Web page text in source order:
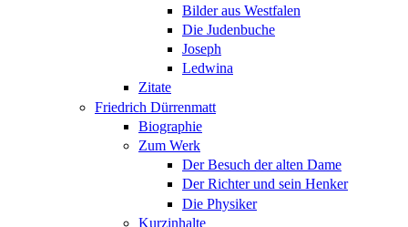
Bilder aus Westfalen
Die Judenbuche
Joseph
Ledwina
Zitate
Friedrich Dürrenmatt
Biographie
Zum Werk
Der Besuch der alten Dame
Der Richter und sein Henker
Die Physiker
Kurzinhalte